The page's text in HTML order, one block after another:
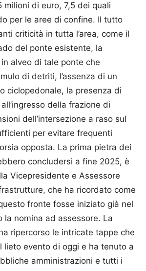
milioni di euro, 7,5 dei quali
per le aree di confine. Il tutto
criticità in tutta l’area, come il
del ponte esistente, la
alveo di tale ponte che
di detriti, l’assenza di un
ciclopedonale, la presenza di
della frazione di
dell’intersezione a raso sul
per evitare frequenti
opposta. La prima pietra dei
concludersi a fine 2025, è
Vicepresidente e Assessore
che ha ricordato come
fronte fosse iniziato già nel
la nomina ad assessore. La
ripercorso le intricate tappe che
lieto evento di oggi e ha tenuto a
amministrazioni e tutti i